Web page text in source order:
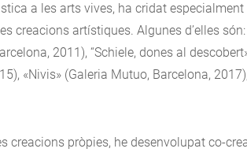
a les arts vives, ha cridat
creacions artístiques. Algunes d’elles
2011), “Schiele, dones al
«Nivis» (Galeria Mutuo, Barcelona,
creacions pròpies, he desenvolupat co-